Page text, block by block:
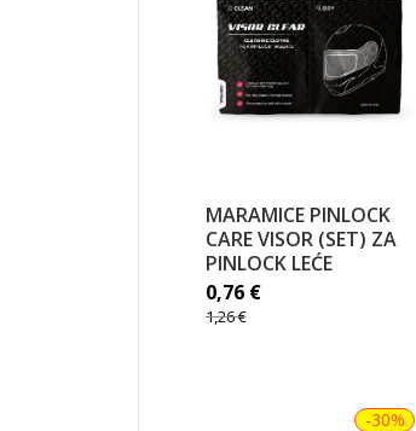
MARAMICE PINLOCK
CARE VISOR (SET) ZA
PINLOCK LEĆE
0,76 €
1,26€
-30%